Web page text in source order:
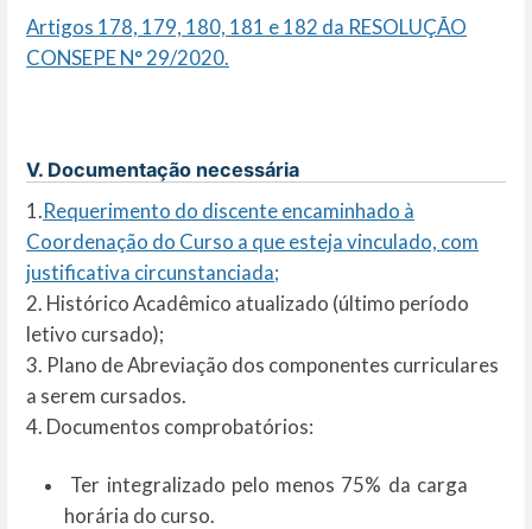
Artigos 178, 179, 180, 181 e 182 da RESOLUÇÃO
CONSEPE N° 29/2020.
V. Documentação necessária
1.Requerimento do discente encaminhado à
Coordenação do Curso a que esteja vinculado, com
justificativa circunstanciada;
2. Histórico Acadêmico atualizado (último período
letivo cursado);
3. Plano de Abreviação dos componentes curriculares
a serem cursados.
4. Documentos comprobatórios:
Ter integralizado pelo menos 75% da carga
horária do curso.